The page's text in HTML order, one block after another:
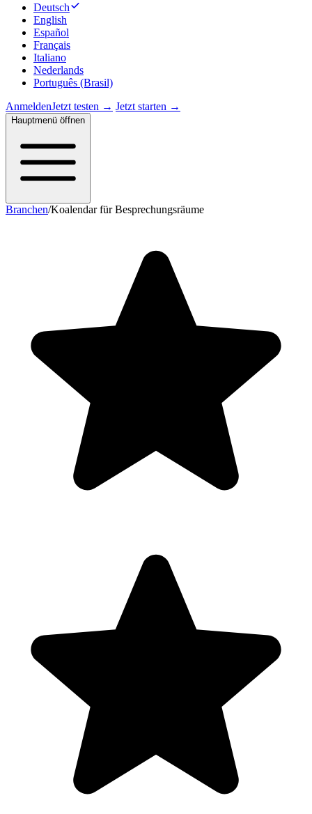
Deutsch
English
Español
Français
Italiano
Nederlands
Português (Brasil)
AnmeldenJetzt testen → Jetzt starten →
Hauptmenü öffnen
Branchen/Koalendar für Besprechungsräume